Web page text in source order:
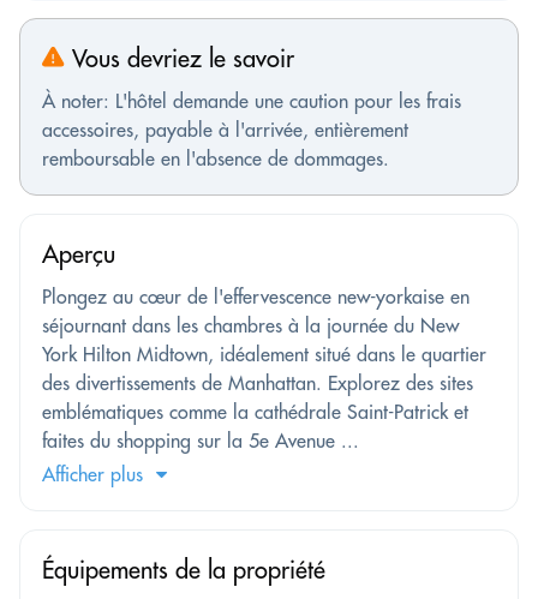
Vous devriez le savoir
À noter: L'hôtel demande une caution pour les frais
accessoires, payable à l'arrivée, entièrement
remboursable en l'absence de dommages.
Aperçu
Plongez au cœur de l'effervescence new-yorkaise en
séjournant dans les chambres à la journée du New
York Hilton Midtown, idéalement situé dans le quartier
des divertissements de Manhattan. Explorez des sites
emblématiques comme la cathédrale Saint-Patrick et
faites du shopping sur la 5e Avenue ...
Afficher plus
Équipements de la propriété